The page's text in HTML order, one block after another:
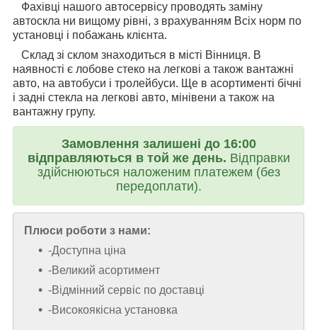
Фахівці нашого автосервісу проводять заміну
автоскла ни вищому рівні, з врахуванням Всіх норм по
установці і побажань клієнта.
Склад зі склом знаходиться в місті Вінниця. В
наявності є лобове стеко на легкові а також вантажні
авто, на автобуси і тролейбуси. Ще в асортименті бічні
і задні стекла на легкові авто, мінівени а також на
вантажну групу.
Замовлення залишені до 16:00
відправляються в той же день. Відправки
здійснюються наложеним платежем (без
передоплати).
Плюси роботи з нами:
-Доступна ціна
-Великий асортимент
-Відмінний сервіс по доставці
-Високоякісна установка